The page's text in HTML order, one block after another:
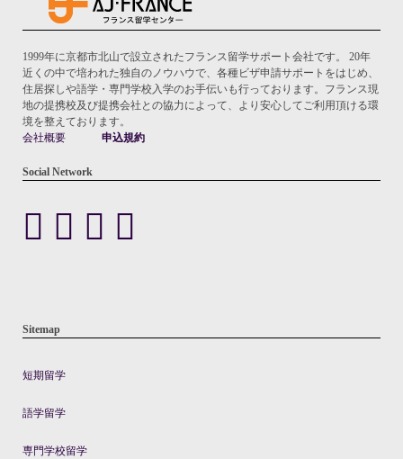
1999年に京都市北山で設立されたフランス留学サポート会社です。 20年
近くの中で培われた独自のノウハウで、各種ビザ申請サポートをはじめ、
住居探しや語学・専門学校入学のお手伝いも行っております。フランス現
地の提携校及び提携会社との協力によって、より安心してご利用頂ける環
境を整えております。
会社概要
申込規約
Social Network
Sitemap
短期留学
語学留学
専門学校留学